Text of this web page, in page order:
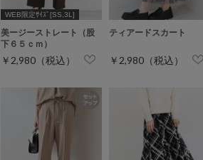
WEB限定ｻｲｽﾞ[SS,3L]
美ージーストレート（股
下６５ｃｍ）
￥2,980（税込）
ティアードスカート
￥2,980（税込）